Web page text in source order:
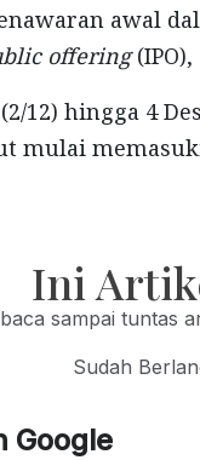
awal
offering(IPO),
12) hingga 4
mulai
Ini
sampai tuntas
Sudah
Google